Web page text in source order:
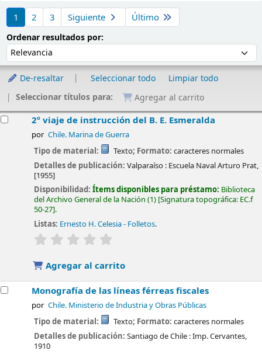
1
2 3 Siguiente Último
Ordenar resultados por:
De-resaltar Seleccionar todo
Limpiar todo
Seleccionar títulos para:
Agregar al carrito
2º viaje de instrucción del B. E. Esmeralda
por Chile. Marina de Guerra
Tipo de material: Texto; Formato: caracteres normales
Detalles de publicación:Valparaíso : Escuela Naval Arturo Prat,
[1955]
Disponibilidad:Ítems disponibles para préstamo: Biblioteca
del Archivo General de la Nación (1) Signatura topográfica: EC.f
50-27 .
Listas: Ernesto H. Celesia - Folletos.
valoración
Agregar al carrito
Monografía de las líneas férreas fiscales
por Chile. Ministerio de Industria y Obras Públicas
Tipo de material: Texto; Formato: caracteres normales
Detalles de publicación:Santiago de Chile :Imp. Cervantes,
1910